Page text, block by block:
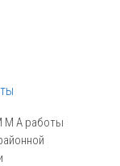
М А работы